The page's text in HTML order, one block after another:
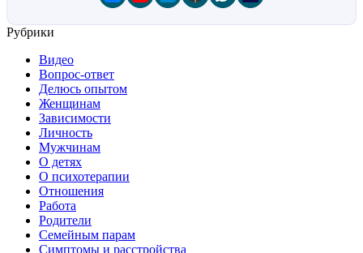
Рубрики
Видео
Вопрос-ответ
Делюсь опытом
Женщинам
Зависимости
Личность
Мужчинам
О детях
О психотерапии
Отношения
Работа
Родители
Семейным парам
Симптомы и расстройства